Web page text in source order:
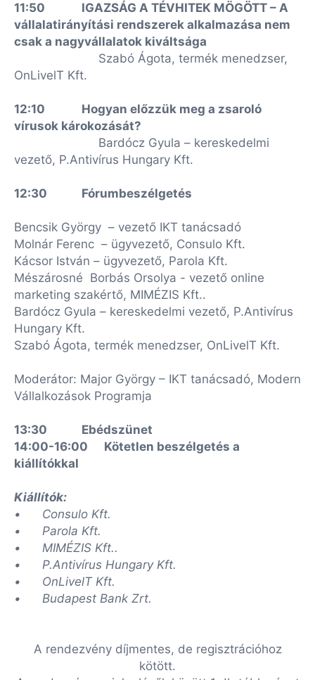
11:50
IGAZSÁG A TÉVHITEK MÖGÖTT – A
vállalatirányítási rendszerek alkalmazása nem
csak a nagyvállalatok kiváltsága
Szabó Ágota, termék menedzser,
OnLivelT Kft.
12:10
Hogyan előzzük meg a zsaroló
vírusok károkozását?
Bardócz Gyula – kereskedelmi
vezető, P.Antivírus Hungary Kft.
12:30 Fórumbeszélgetés
Bencsik György – vezető IKT tanácsadó
Molnár Ferenc – ügyvezető, Consulo Kft.
Kácsor István – ügyvezető, Parola Kft.
Mészárosné Borbás Orsolya - vezető online
marketing szakértő, MIMÉZIS Kft..
Bardócz Gyula – kereskedelmi vezető, P.Antivírus
Hungary Kft.
Szabó Ágota, termék menedzser, OnLivelT Kft.
Moderátor: Major György – IKT tanácsadó, Modern
Vállalkozások Programja
13:30
Ebédszünet
14:00-16:00
Kötetlen beszélgetés a
kiállítókkal
Kiállítók:
•
Consulo Kft.
•
Parola Kft.
•
MIMÉZIS Kft..
•
P.Antivírus Hungary Kft.
•
OnLivelT Kft.
•
Budapest Bank Zrt.
A rendezvény díjmentes, de regisztrációhoz
kötött.